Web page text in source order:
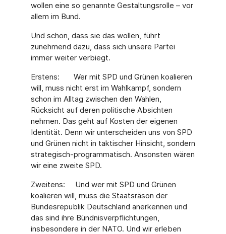
wollen eine so genannte Gestaltungsrolle – vor
allem im Bund.
Und schon, dass sie das wollen, führt
zunehmend dazu, dass sich unsere Partei
immer weiter verbiegt.
Erstens: Wer mit SPD und Grünen koalieren
will, muss nicht erst im Wahlkampf, sondern
schon im Alltag zwischen den Wahlen,
Rücksicht auf deren politische Absichten
nehmen. Das geht auf Kosten der eigenen
Identität. Denn wir unterscheiden uns von SPD
und Grünen nicht in taktischer Hinsicht, sondern
strategisch-programmatisch. Ansonsten wären
wir eine zweite SPD.
Zweitens: Und wer mit SPD und Grünen
koalieren will, muss die Staatsräson der
Bundesrepublik Deutschland anerkennen und
das sind ihre Bündnisverpflichtungen,
insbesondere in der NATO. Und wir erleben